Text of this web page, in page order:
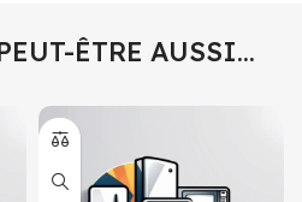
ÊTRE AUSSI…